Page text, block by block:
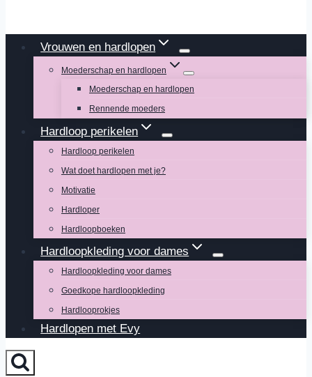
Vrouwen en hardlopen
Moederschap en hardlopen
Moederschap en hardlopen
Rennende moeders
Hardloop perikelen
Hardloop perikelen
Wat doet hardlopen met je?
Motivatie
Hardloper
Hardloopboeken
Hardloopkleding voor dames
Hardloopkleding voor dames
Goedkope hardloopkleding
Hardlooprokjes
Hardlopen met Evy